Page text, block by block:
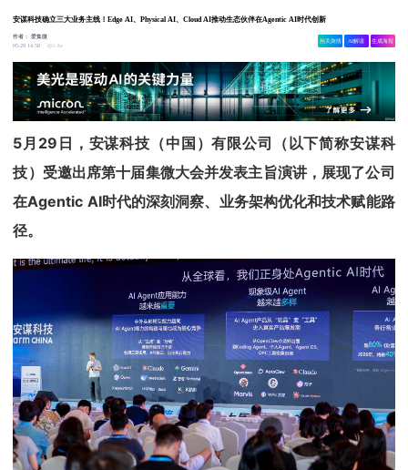
安谋科技确立三大业务主线！Edge AI、Physical AI、Cloud AI推动生态伙伴在Agentic AI时代创新
作者：爱集微
05-29 14:58
3.4w
相关舆情 AI解读 生成海报
5月29日，安谋科技（中国）有限公司（以下简称安谋科
技）受邀出席第十届集微大会并发表主旨演讲，展现了公司
在Agentic AI时代的深刻洞察、业务架构优化和技术赋能路
径。